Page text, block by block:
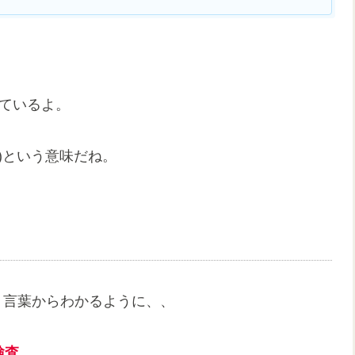
いるよ。
いう意味だね。
葉からわかるように、、